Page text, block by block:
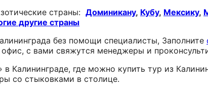
страны: Доминикану, Кубу, Мексику,
другие страны
без помощи специалисты, Заполните
офис, с вами свяжутся менеджеры и
Калининграде, где можно купить тур из
со стыковками в столице.